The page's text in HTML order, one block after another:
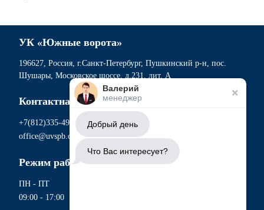
УК «Южные ворота»
196627, Россия, г.Санкт-Петербург, Пушкинский р-н, пос.
Шушары, Московское шоссе, д.231, лит. А
Контактная информация
+7(812)335-49-56
office@uvspb.com
Режим работы
ПН - ПТ
09:00 - 17:00
Валерий
менеджер
Добрый день
Что Вас интересует?